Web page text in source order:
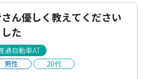
たし、講師の方がお店を教えてく
かった！充実した2週間でした。
ん優しく教えてください
た
通自動車AT
男性
20代